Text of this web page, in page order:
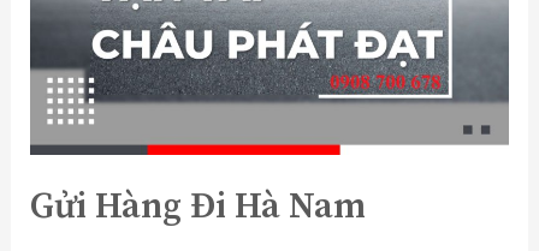
Gửi Hàng Đi Hà Nam